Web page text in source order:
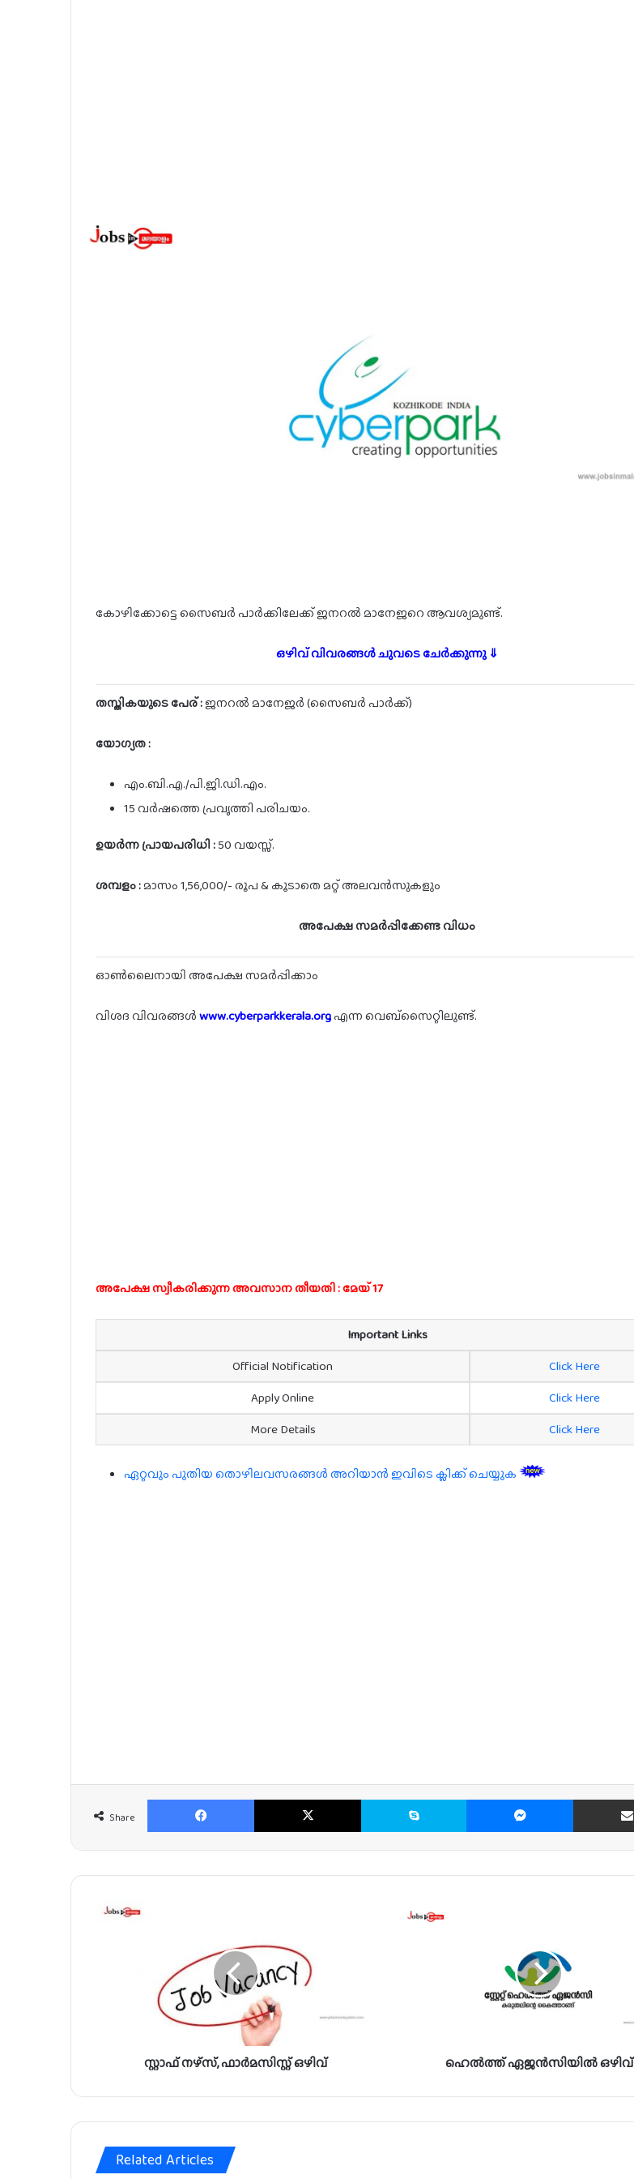
കോഴിക്കോട്ടെ സൈബർ പാർക്കിലേക്ക് ജനറൽ മാനേജറെ ആവശ്യമുണ്ട്.
ഒഴിവ് വിവരങ്ങൾ ചുവടെ ചേർക്കുന്നു ⇓
തസ്തികയുടെ പേര് :ജനറൽ മാനേജർ (സൈബർ പാർക്ക്)
യോഗ്യത :
എം.ബി.എ./പി.ജി.ഡി.എം.
15 വർഷത്തെ പ്രവൃത്തി പരിചയം.
ഉയർന്ന പ്രായപരിധി :50 വയസ്സ്.
ശമ്പളം :മാസം 1,56,000/- രൂപ & കൂടാതെ മറ്റ് അലവൻസുകളും
അപേക്ഷ സമർപ്പിക്കേണ്ട വിധം
ഓൺലൈനായി അപേക്ഷ സമർപ്പിക്കാം
വിശദ വിവരങ്ങൾwww.cyberparkkerala.orgഎന്ന വെബ്സൈറ്റിലുണ്ട്.
അപേക്ഷ സ്വീകരിക്കുന്ന അവസാന തീയതി : മേയ് 17
Important Links
Official Notification
Click Here
Apply Online
Click Here
More Details
Click Here
ഏറ്റവും പുതിയ തൊഴിലവസരങ്ങൾ അറിയാൻ ഇവിടെ ക്ലിക്ക് ചെയ്യുക
Share
Facebook X Skype Messenger
സ്റ്റാ
ഒ
സ്റ്റാഫ് നഴ്‌സ്, ഫാർമസിസ്റ്റ് ഒഴിവ്
ഹെ
വ്
ഹെൽത്ത് ഏജൻസിയിൽ ഒഴിവ്
Related Articles